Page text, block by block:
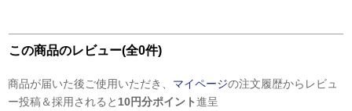
この商品のレビュー(全0件)
商品が届いた後ご使用いただき、 マイページの注文履歴からレビュ
ー投稿＆採用されると 10円分ポイント進呈